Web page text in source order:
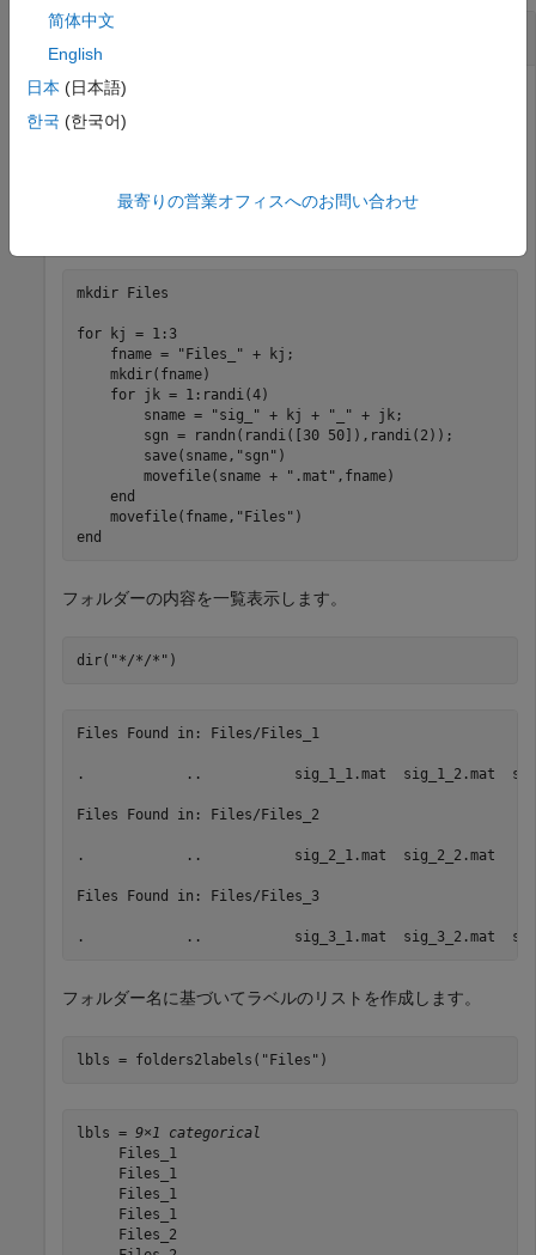
フォルダー名からのラベル付け
Files_1、
す。各ファイルには、ランダム サイズのランダム信号が含
mkdir Files
for kj = 1:3
    fname =
"Files_" + kj;
    mkdir(fname)
for jk = 1:randi(4)
        sname =
"sig_" + kj + "_" + jk;
        sgn = randn(randi([30 50]),randi(2));
        save(sname,
"sgn" )
        movefile(sname +
".mat" ,fname)
end
    movefile(fname,
"Files"
end
フォルダーの内容を一覧表示します。
dir( "*/*/*" )
Files Found in: Files/Files_1
.            ..           sig_1_1.mat  sig_1_2.mat
Files Found in: Files/Files_2
.            ..           sig_2_1.mat  sig_2_2.mat
Files Found in: Files/Files_3
フォルダー名に基づいてラベルのリストを作成します。
lbls = folders2labels( "Files" )
lbls = 9×1 categorical
     Files_1
     Files_1
     Files_1
     Files_1
     Files_2
简体中文
English
日本 (日本語)
한국 (한국어)
最寄りの営業オフィスへのお問い合わせ